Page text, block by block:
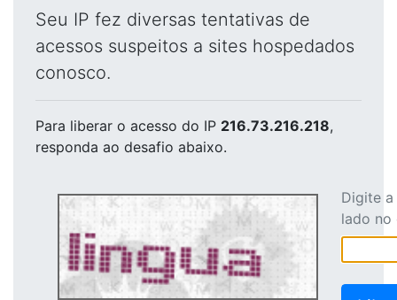
Seu IP fez diversas tentativas de
acessos suspeitos a sites hospedados
conosco.
Para liberar o acesso do IP 216.73.216.218,
responda ao desafio abaixo.
Digite
lado no